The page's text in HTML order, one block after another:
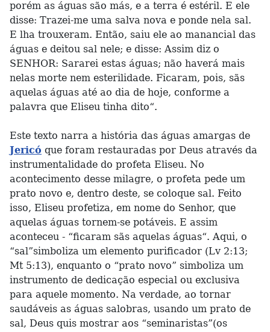
porém as águas são más, e a terra é estéril. E ele
disse: Trazei-me uma salva nova e ponde nela sal.
E lha trouxeram. Então, saiu ele ao manancial das
águas e deitou sal nele; e disse: Assim diz o
SENHOR: Sararei estas águas; não haverá mais
nelas morte nem esterilidade. Ficaram, pois, sãs
aquelas águas até ao dia de hoje, conforme a
palavra que Eliseu tinha dito“.
Este texto narra a história das águas amargas de
Jericó que foram restauradas por Deus através da
instrumentalidade do profeta Eliseu. No
acontecimento desse milagre, o profeta pede um
prato novo e, dentro deste, se coloque sal. Feito
isso, Eliseu profetiza, em nome do Senhor, que
aquelas águas tornem-se potáveis. E assim
aconteceu - “ficaram sãs aquelas águas“. Aqui, o
“sal”simboliza um elemento purificador (Lv 2:13;
Mt 5:13), enquanto o “prato novo” simboliza um
instrumento de dedicação especial ou exclusiva
para aquele momento. Na verdade, ao tornar
saudáveis as águas salobras, usando um prato de
sal, Deus quis mostrar aos “seminaristas”(os